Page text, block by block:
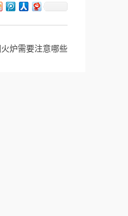
炉需要注意哪些